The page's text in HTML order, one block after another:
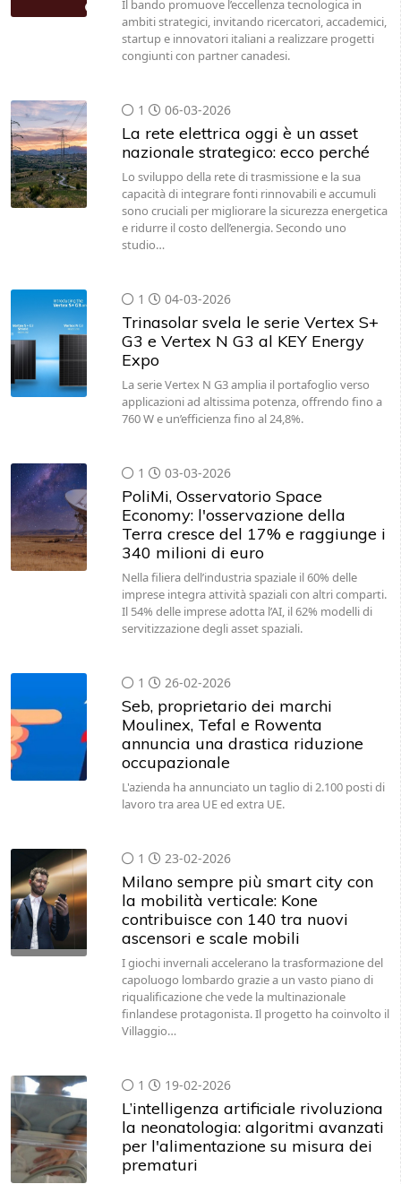
Il bando promuove l’eccellenza tecnologica in
ambiti strategici, invitando ricercatori, accademici,
startup e innovatori italiani a realizzare progetti
congiunti con partner canadesi.
1 06-03-2026
La rete elettrica oggi è un asset
nazionale strategico: ecco perché
Lo sviluppo della rete di trasmissione e la sua
capacità di integrare fonti rinnovabili e accumuli
sono cruciali per migliorare la sicurezza energetica
e ridurre il costo dell’energia. Secondo uno
studio…
1 04-03-2026
Trinasolar svela le serie Vertex S+
G3 e Vertex N G3 al KEY Energy
Expo
La serie Vertex N G3 amplia il portafoglio verso
applicazioni ad altissima potenza, offrendo fino a
760 W e un’efficienza fino al 24,8%.
1 03-03-2026
PoliMi, Osservatorio Space
Economy: l'osservazione della
Terra cresce del 17% e raggiunge i
340 milioni di euro
Nella filiera dell’industria spaziale il 60% delle
imprese integra attività spaziali con altri comparti.
Il 54% delle imprese adotta l’AI, il 62% modelli di
servitizzazione degli asset spaziali.
1 26-02-2026
Seb, proprietario dei marchi
Moulinex, Tefal e Rowenta
annuncia una drastica riduzione
occupazionale
L'azienda ha annunciato un taglio di 2.100 posti di
lavoro tra area UE ed extra UE.
1 23-02-2026
Milano sempre più smart city con
la mobilità verticale: Kone
contribuisce con 140 tra nuovi
ascensori e scale mobili
I giochi invernali accelerano la trasformazione del
capoluogo lombardo grazie a un vasto piano di
riqualificazione che vede la multinazionale
finlandese protagonista. Il progetto ha coinvolto il
Villaggio…
1 19-02-2026
L’intelligenza artificiale rivoluziona
la neonatologia: algoritmi avanzati
per l'alimentazione su misura dei
prematuri